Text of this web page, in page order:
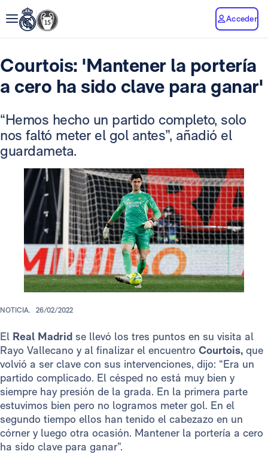
Acceder
Courtois: 'Mantener la portería
a cero ha sido clave para ganar'
“Hemos hecho un partido completo, solo
nos faltó meter el gol antes”, añadió el
guardameta.
NOTICIA. 26/02/2022
El Real Madrid se llevó los tres puntos en su visita al
Rayo Vallecano y al finalizar el encuentro Courtois, que
volvió a ser clave con sus intervenciones, dijo: “Era un
partido complicado. El césped no está muy bien y
siempre hay presión de la grada. En la primera parte
estuvimos bien pero no logramos meter gol. En el
segundo tiempo ellos han tenido el cabezazo en un
córner y luego otra ocasión. Mantener la portería a cero
ha sido clave para ganar”.